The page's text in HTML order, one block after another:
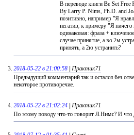
В переводе книги Be Set
By Larry P. Nims, Ph.D. and
позитивно, например "Я
негатив, к примеру "Я
одинаковая: фраза +
случае принятие, а во 2м
принять, а 2ю устранить?
2018-05-22 в 21:00:58 | Практик71
Предыдущий комментарий так и остался без
некоторое противоречие.
2018-05-22 в 21:02:24 | Практик71
По этому поводу что-то говорит Л.Нимс? И